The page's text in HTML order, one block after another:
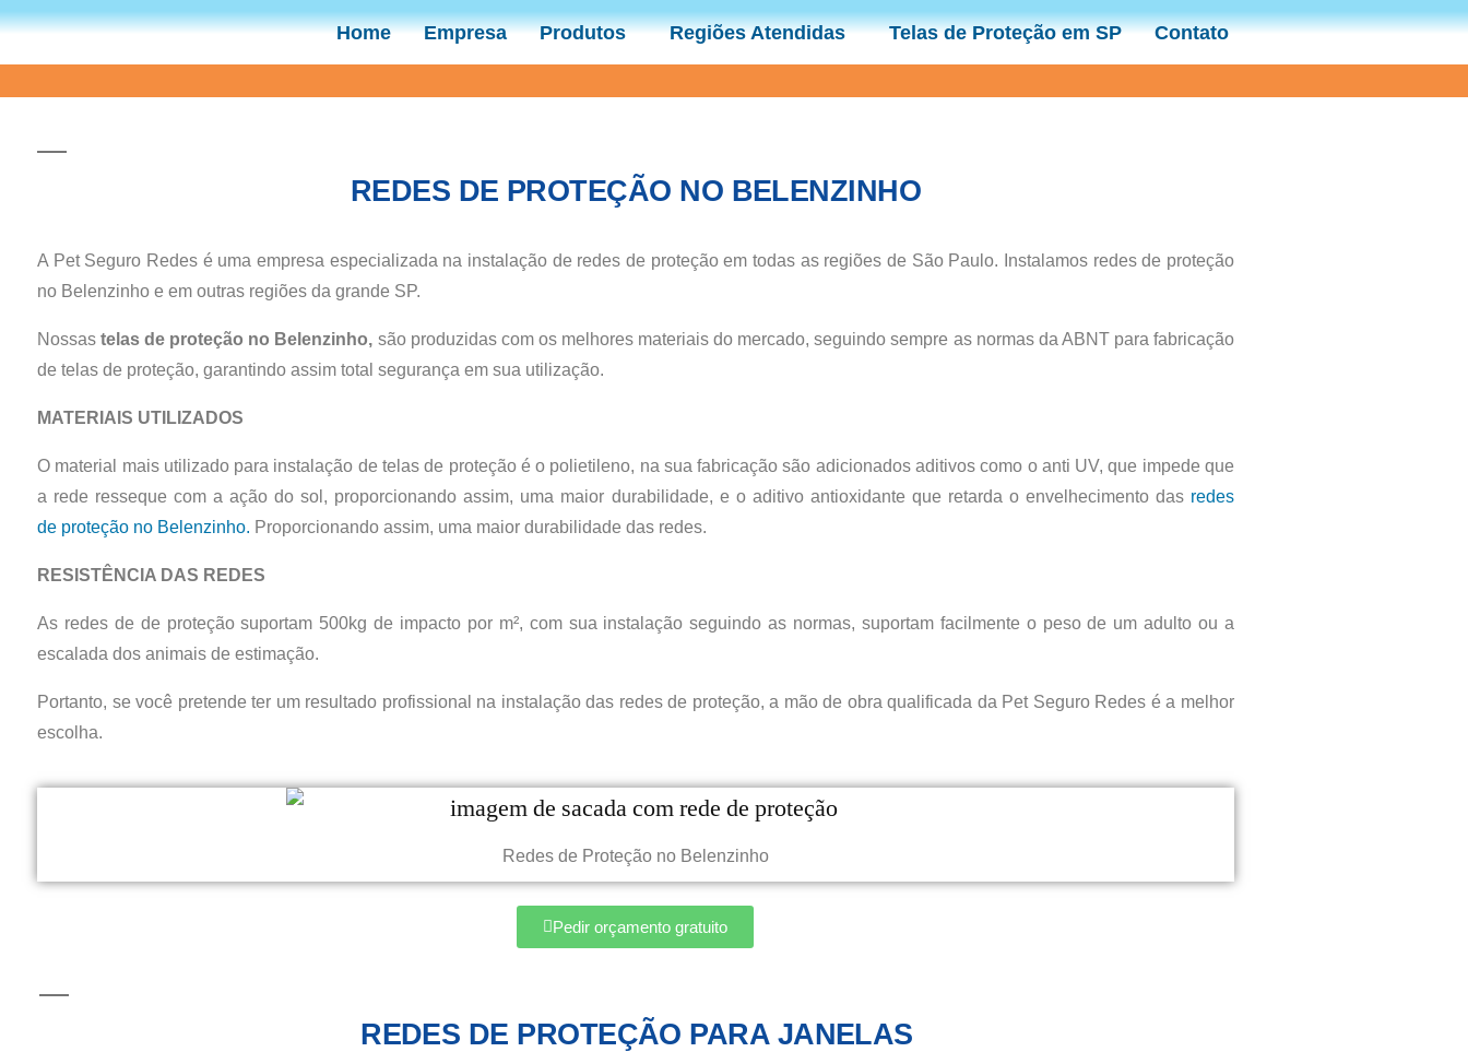
Home Empresa Produtos Regiões Atendidas Telas de Proteção em SP Contato
REDES DE PROTEÇÃO NO BELENZINHO
A Pet Seguro Redes é uma empresa especializada na instalação de redes de proteção em todas as regiões de São Paulo. Instalamos redes de proteção
no Belenzinho e em outras regiões da grande SP.
Nossastelas de proteção no Belenzinho, são produzidas com os melhores materiais do mercado, seguindo sempre as normas da ABNT para fabricação
de telas de proteção, garantindo assim total segurança em sua utilização.
MATERIAIS UTILIZADOS
O material mais utilizado para instalação de telas de proteção é o polietileno, na sua fabricação são adicionados aditivos como o anti UV, que impede que
a rede resseque com a ação do sol, proporcionando assim, uma maior durabilidade, e o aditivo antioxidante que retarda o envelhecimento das redes
de proteção no Belenzinho. Proporcionando assim, uma maior durabilidade das redes.
RESISTÊNCIA DAS REDES
As redes de de proteção suportam 500kg de impacto por m², com sua instalação seguindo as normas, suportam facilmente o peso de um adulto ou a
escalada dos animais de estimação.
Portanto, se você pretende ter um resultado profissional na instalação das redes de proteção, a mão de obra qualificada da Pet Seguro Redes é a melhor
escolha.
Redes de Proteção no Belenzinho
Pedir orçamento gratuito
REDES DE PROTEÇÃO PARA JANELAS